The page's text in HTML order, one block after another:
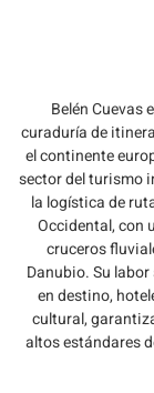
Belén Cuevas
curaduría de
el continente
sector del turismo
la logística de
Occidental, con
cruceros
Danubio. Su
en destino,
cultural,
altos estándares